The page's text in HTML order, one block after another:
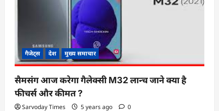
गैजेट्स देश मुख्य समाचार
सैमसंग आज करेगा गैलेक्सी M32 लान्च जाने क्या है
फीचर्स और कीमत ?
Sarvoday Times 5 years ago 0